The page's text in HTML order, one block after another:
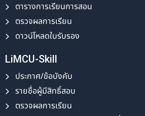
ตารางการเรียนการสอน
ตรวจผลการเรียน
ดาวน์โหลดใบรับรอง
LiMCU-Skill
ประกาศ/ข้อบังคับ
รายชื่อผู้มีสิทธิ์สอบ
ตรวจผลการเรียน